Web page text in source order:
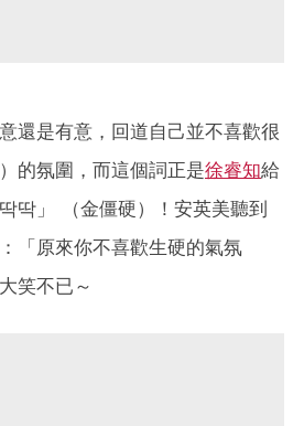
還是有意，回道自己並不喜歡很
的氛圍，而這個詞正是徐睿知給
딱」 （金僵硬）！安英美聽到
「原來你不喜歡生硬的氣氛
笑不已～